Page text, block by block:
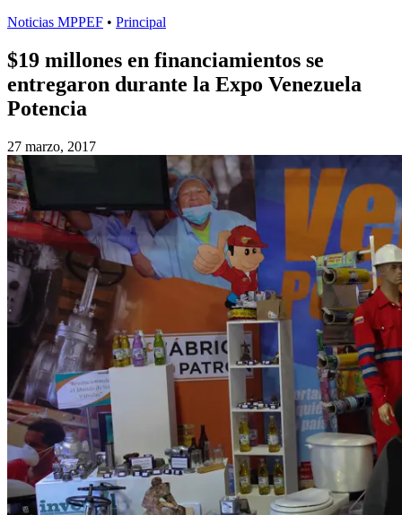
Noticias MPPEF • Principal
$19 millones en financiamientos se
entregaron durante la Expo Venezuela
Potencia
27 marzo, 2017